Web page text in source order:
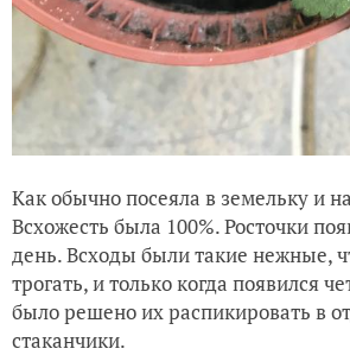
Как обычно посеяла в земельку и
Всхожесть была 100%. Росточки
день. Всходы были такие нежные,
трогать, и только когда появился
было решено их распикировать в
стаканчики.